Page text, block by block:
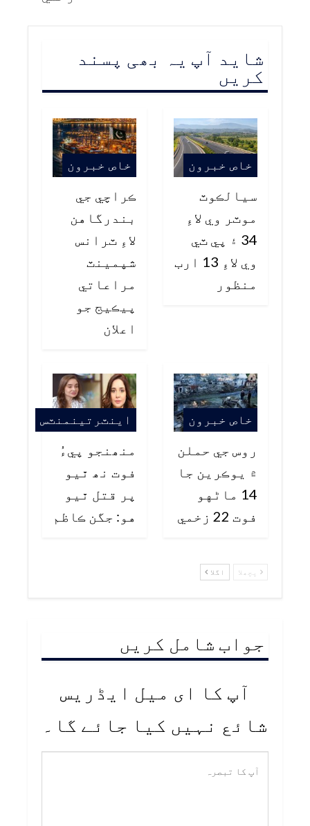
شاید آپ یہ بھی پسند
کریں
خاص خبرون
سيالڪوٽ
موٽر وي لاءِ
34 ۽ پي ٽي
وي لاءِ 13 ارب
منظور
خاص خبرون
ڪراچي جي
بندرگاهن
لاءِ ٽرانس
شپمينٽ
مراعاتي
پيڪيج جو
اعلان
خاص خبرون
روس جي حملن
۾ يوڪرين جا
14 ماڻهو
فوت 22 زخمي
اينٽرتينمنٽس
منھنجو پيءُ
فوت نھ ٿيو
پر قتل ٿيو
هو: جگن ڪاظم
پچھلا اگلا
جواب شامل کریں
آپ کا ای میل ایڈریس
شائع نہیں کیا جائے گا۔